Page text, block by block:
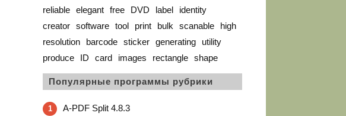
reliable elegant free DVD label
identity
creator software tool print bulk scanable
high
resolution
barcode sticker generating
utility
produce
ID card images rectangle shape
Популярные программы рубрики
1 A-PDF Split 4.8.3